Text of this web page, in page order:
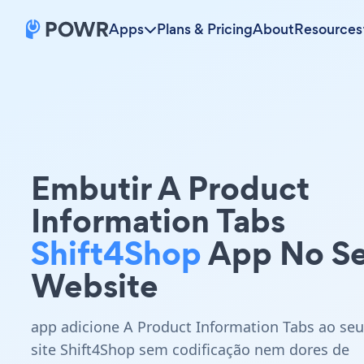
Apps Plans & PricingAboutResources
Embutir A Product
Information Tabs
Shift4ShopApp No
Website
app adicione A Product Information Tabs ao seu
site Shift4Shop sem codificação nem dores de